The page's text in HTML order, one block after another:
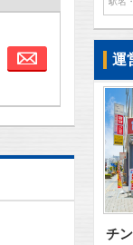
お問合わせ 運
チ